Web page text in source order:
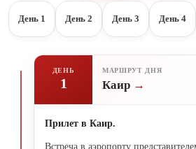
День 1 День 2 День 3 День 4
ДЕНЬ
1
МАРШРУТ ДНЯ
Каир
Прилет в Каир.
Встреча в аэропорту